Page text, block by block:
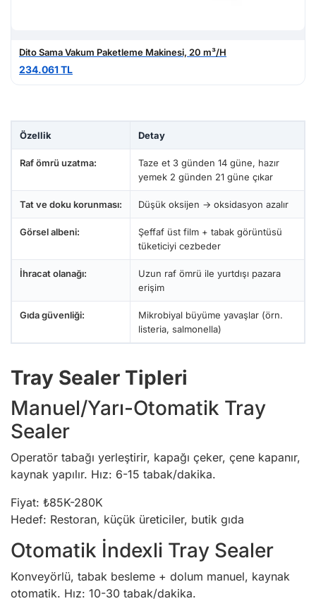
Dito Sama Vakum Paketleme Makinesi, 20 m³/H
234.061 TL
Özellik Detay
Raf ömrü uzatma:
Taze et 3 günden 14 güne, hazır
yemek 2 günden 21 güne çıkar
Tat ve doku korunması: Düşük oksijen → oksidasyon azalır
Görsel albeni:
Şeffaf üst film + tabak görüntüsü
tüketiciyi cezbeder
İhracat olanağı:
Uzun raf ömrü ile yurtdışı pazara
erişim
Gıda güvenliği:
Mikrobiyal büyüme yavaşlar (örn.
listeria, salmonella)
Tray Sealer Tipleri
Manuel/Yarı-Otomatik Tray
Sealer
Operatör tabağı yerleştirir, kapağı çeker, çene kapanır,
kaynak yapılır. Hız: 6-15 tabak/dakika.
Fiyat: ₺85K-280K
Hedef: Restoran, küçük üreticiler, butik gıda
Otomatik İndexli Tray Sealer
Konveyörlü, tabak besleme + dolum manuel, kaynak
otomatik. Hız: 10-30 tabak/dakika.